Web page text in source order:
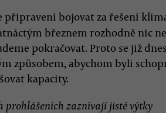
připravení bojovat za řešení
březnem rozhodně nic
pokračovat. Proto se již
způsobem, abychom byli
kapacity.
prohlášeních zaznívají jisté výtky